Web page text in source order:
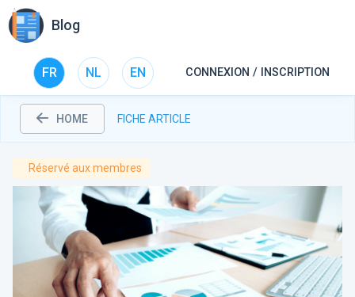
Blog
FR NL EN CONNEXION / INSCRIPTION
HOME FICHE ARTICLE
Réservé auxmembres